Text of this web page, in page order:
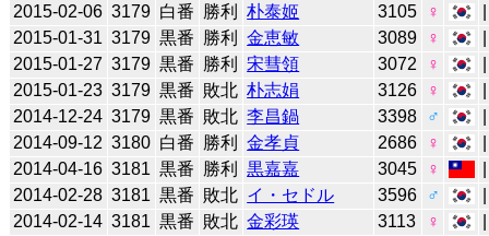
2015-02-06 3179 白番 勝利 朴泰姬 3105 ♀
2015-01-31 3179 黒番 勝利 金恵敏 3089 ♀
2015-01-27 3179 黒番 勝利 宋彗領 3072 ♀
2015-01-23 3179 黒番 敗北 朴志娟 3126 ♀
2014-12-24 3179 黒番 敗北 李昌鍋 3398 ♂
2014-09-12 3180 白番 勝利 金孝貞 2686 ♀
2014-04-16 3181 黒番 勝利 黒嘉嘉 3045 ♀
2014-02-28 3181 黒番 敗北 イ・セドル 3596 ♂
2014-02-14 3181 黒番 敗北 金彩瑛 3113 ♀